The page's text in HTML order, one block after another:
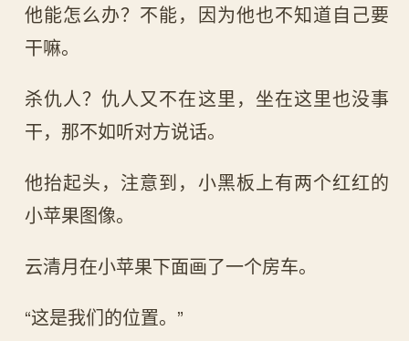
他能怎么办？不能，因为他也不知道自己要
干嘛。
杀仇人？仇人又不在这里，坐在这里也没事
干，那不如听对方说话。
他抬起头，注意到，小黑板上有两个红红的
小苹果图像。
云清月在小苹果下面画了一个房车。
“这是我们的位置。”